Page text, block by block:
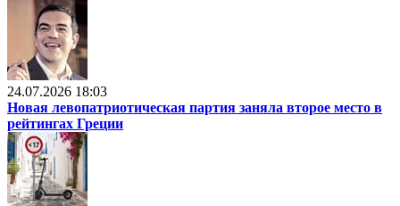
24.07.2026 18:03
Новая левопатриотическая партия заняла второе место в
рейтингах Греции